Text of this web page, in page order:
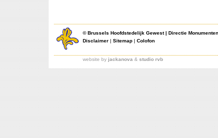
©Brussels Hoofdstedelijk Gewest| Directie
Disclaimer | Sitemap | Colofon
website by jackanova & studio rvb